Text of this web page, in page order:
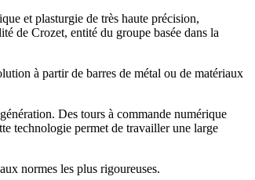
et plasturgie de très haute précision,
de Crozet, entité du groupe basée dans la
à partir de barres de métal ou de matériaux
Des tours à commande numérique
technologie permet de travailler une large
normes les plus rigoureuses.